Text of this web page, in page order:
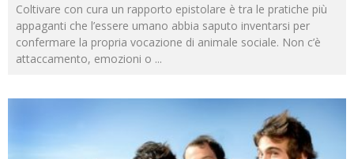
Coltivare con cura un rapporto epistolare è tra le pratiche più
appaganti che l’essere umano abbia saputo inventarsi per
confermare la propria vocazione di animale sociale. Non c’è
attaccamento, emozioni o ...